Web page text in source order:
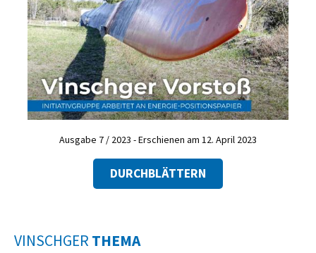
Ausgabe 7 / 2023 - Erschienen am 12. April 2023
DURCHBLÄTTERN
VINSCHGER THEMA